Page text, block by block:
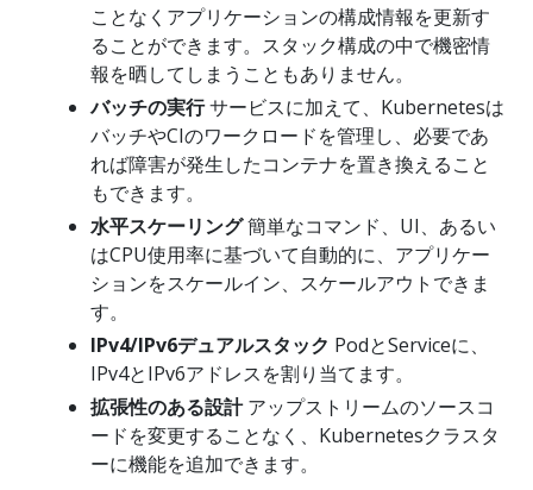
ことなくアプリケーションの構成情報を更新す
ることができます。スタック構成の中で機密情
報を晒してしまうこともありません。
バッチの実行サービスに加えて、Kubernetesは
バッチやCIのワークロードを管理し、必要であ
れば障害が発生したコンテナを置き換えること
もできます。
水平スケーリング簡単なコマンド、UI、あるい
はCPU使用率に基づいて自動的に、アプリケー
ションをスケールイン、スケールアウトできま
す。
IPv4/IPv6デュアルスタック PodとServiceに、
IPv4とIPv6アドレスを割り当てます。
拡張性のある設計アップストリームのソースコ
ードを変更することなく、Kubernetesクラスタ
ーに機能を追加できます。